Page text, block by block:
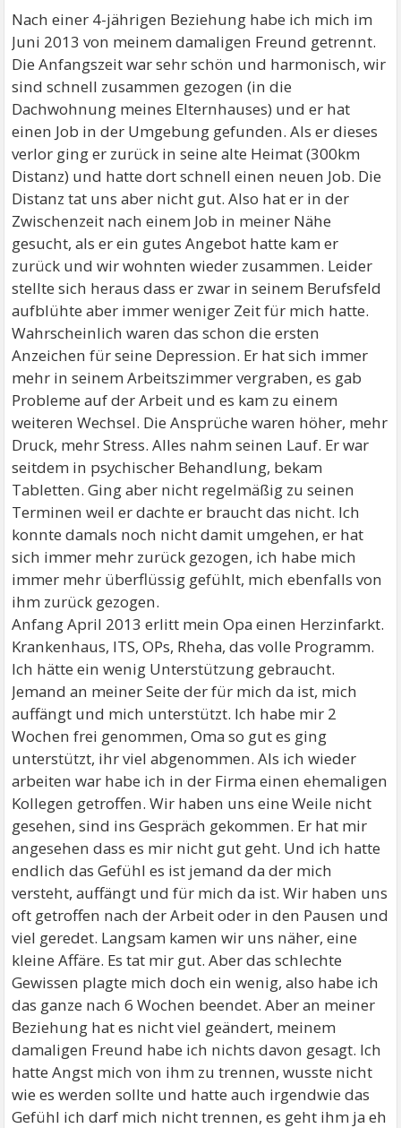
Nach einer 4-jährigen Beziehung habe ich mich im
Juni 2013 von meinem damaligen Freund getrennt.
Die Anfangszeit war sehr schön und harmonisch, wir
sind schnell zusammen gezogen (in die
Dachwohnung meines Elternhauses) und er hat
einen Job in der Umgebung gefunden. Als er dieses
verlor ging er zurück in seine alte Heimat (300km
Distanz) und hatte dort schnell einen neuen Job. Die
Distanz tat uns aber nicht gut. Also hat er in der
Zwischenzeit nach einem Job in meiner Nähe
gesucht, als er ein gutes Angebot hatte kam er
zurück und wir wohnten wieder zusammen. Leider
stellte sich heraus dass er zwar in seinem Berufsfeld
aufblühte aber immer weniger Zeit für mich hatte.
Wahrscheinlich waren das schon die ersten
Anzeichen für seine Depression. Er hat sich immer
mehr in seinem Arbeitszimmer vergraben, es gab
Probleme auf der Arbeit und es kam zu einem
weiteren Wechsel. Die Ansprüche waren höher, mehr
Druck, mehr Stress. Alles nahm seinen Lauf. Er war
seitdem in psychischer Behandlung, bekam
Tabletten. Ging aber nicht regelmäßig zu seinen
Terminen weil er dachte er braucht das nicht. Ich
konnte damals noch nicht damit umgehen, er hat
sich immer mehr zurück gezogen, ich habe mich
immer mehr überflüssig gefühlt, mich ebenfalls von
ihm zurück gezogen.
Anfang April 2013 erlitt mein Opa einen Herzinfarkt.
Krankenhaus, ITS, OPs, Rheha, das volle Programm.
Ich hätte ein wenig Unterstützung gebraucht.
Jemand an meiner Seite der für mich da ist, mich
auffängt und mich unterstützt. Ich habe mir 2
Wochen frei genommen, Oma so gut es ging
unterstützt, ihr viel abgenommen. Als ich wieder
arbeiten war habe ich in der Firma einen ehemaligen
Kollegen getroffen. Wir haben uns eine Weile nicht
gesehen, sind ins Gespräch gekommen. Er hat mir
angesehen dass es mir nicht gut geht. Und ich hatte
endlich das Gefühl es ist jemand da der mich
versteht, auffängt und für mich da ist. Wir haben uns
oft getroffen nach der Arbeit oder in den Pausen und
viel geredet. Langsam kamen wir uns näher, eine
kleine Affäre. Es tat mir gut. Aber das schlechte
Gewissen plagte mich doch ein wenig, also habe ich
das ganze nach 6 Wochen beendet. Aber an meiner
Beziehung hat es nicht viel geändert, meinem
damaligen Freund habe ich nichts davon gesagt. Ich
hatte Angst mich von ihm zu trennen, wusste nicht
wie es werden sollte und hatte auch irgendwie das
Gefühl ich darf mich nicht trennen, es geht ihm ja eh